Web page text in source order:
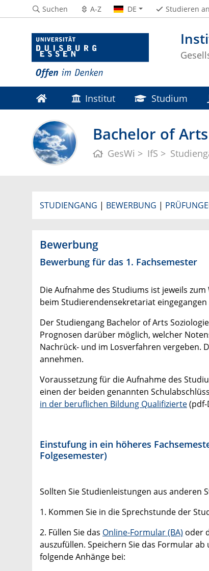
Suchen A-Z DE Studieren
Institut Studium
Bachelor of
GesWi IfS
STUDIENGANG | BEWERBUNG |
Bewerbung
Bewerbung für das 1. Fachsemester
Die Aufnahme des Studiums ist jeweils
beim Studierendensekretariat eingegangen
Der Studiengang Bachelor of Arts
Prognosen darüber möglich, welcher
Nachrück- und im Losverfahren vergeben.
annehmen.
Voraussetzung für die Aufnahme des
einen der beiden genannten
in der beruflichen Bildung Qualifizierte
Einstufung in ein höheres
Folgesemester)
Sollten Sie Studienleistungen aus anderen
1. Kommen Sie in die Sprechstunde der
2. Füllen Sie das Online-Formular (BA) oder
auszufüllen. Speichern Sie das Formular
folgende Anhänge bei: